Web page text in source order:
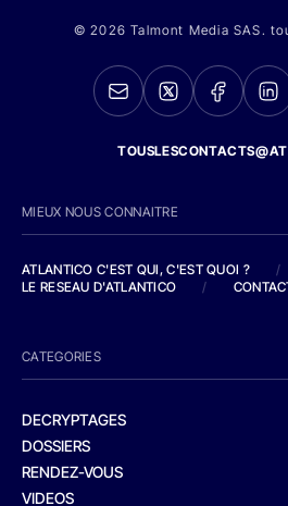
© 2026 Talmont Media SAS.
MIEUX NOUS CONNAITRE
ATLANTICO C'EST QUI, C'EST QUOI ?
/
LE RESEAU D'ATLANTICO
/
CATEGORIES
DECRYPTAGES
DOSSIERS
RENDEZ-VOUS
VIDEOS